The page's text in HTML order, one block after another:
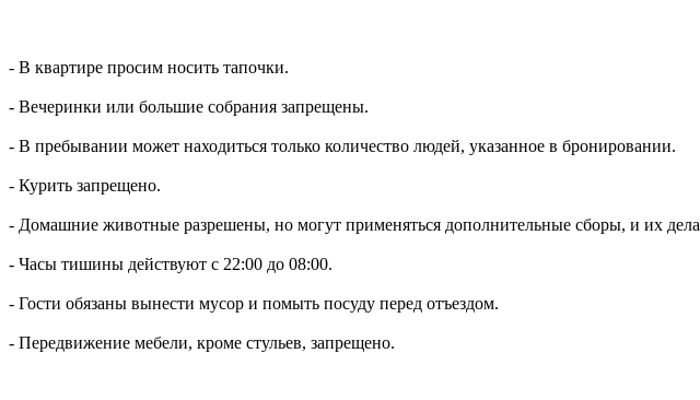
- В квартире просим носить тапочки.
- Вечеринки или большие собрания запрещены.
- В пребывании может находиться только количество людей, указанное в бронировании.
- Курить запрещено.
- Домашние животные разрешены, но могут применяться дополнительные сборы, и их
- Часы тишины действуют с 22:00 до 08:00.
- Гости обязаны вынести мусор и помыть посуду перед отъездом.
- Передвижение мебели, кроме стульев, запрещено.